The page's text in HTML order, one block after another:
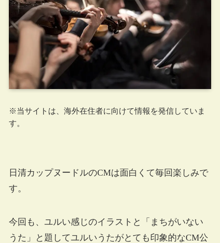
※当サイトは、海外在住者に向けて情報を発信していま
す。
日清カップヌードルのCMは面白くて毎回楽しみで
す。
今回も、ユルい感じのイラストと「まちがいない
うた」と題してユルいうたがとても印象的なCM公